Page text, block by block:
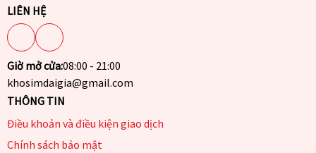
LIÊN HỆ
Giờ mở cửa:08:00 - 21:00
khosimdaigia@gmail.com
THÔNG TIN
Điều khoản và điều kiện giao dịch
Chính sách bảo mật